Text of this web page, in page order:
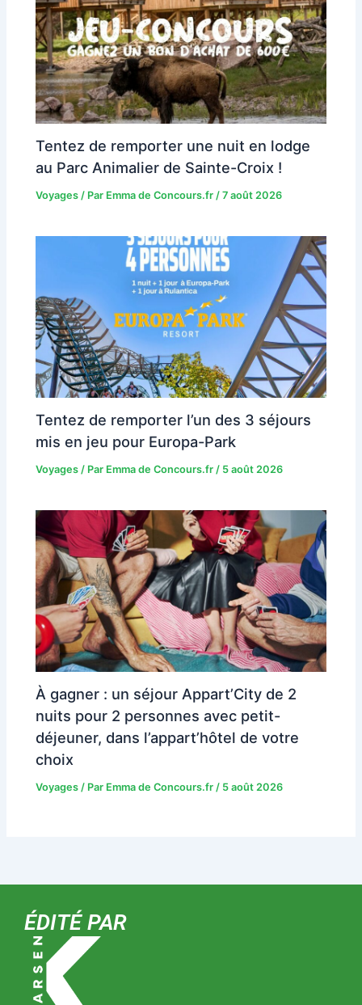
Tentez de remporter une nuit en lodge
au Parc Animalier de Sainte-Croix !
Voyages / Par Emma de Concours.fr/7 août 2026
Tentez de remporter l’un des 3 séjours
mis en jeu pour Europa-Park
Voyages / Par Emma de Concours.fr/ 5 août 2026
À gagner : un séjour Appart’City de 2
nuits pour 2 personnes avec petit-
déjeuner, dans l’appart’hôtel de votre
choix
Voyages / Par Emma de Concours.fr/ 5 août 2026
ÉDITÉ PAR